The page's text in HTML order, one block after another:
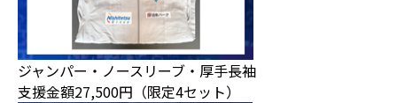
ジャンパー・ノースリーブ・厚手長袖
支援金額27,500円（限定4セット）